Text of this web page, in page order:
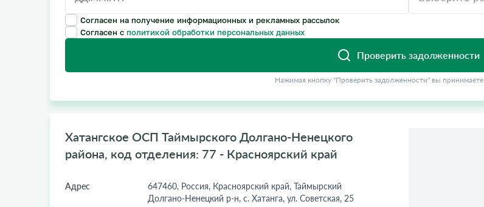
Согласен на получение информационных и рекламных рассылок
Согласен с политикой обработки персональных данных
Проверить задолженности
Нажимая кнопку "Проверить задолженности" вы принимаете
Хатангское ОСП Таймырского Долгано-Ненецкого
района, код отделения: 77 - Красноярский край
Адрес
647460, Россия, Красноярский край, Таймырский
Долгано-Ненецкий р-н, с. Хатанга, ул. Советская, 25